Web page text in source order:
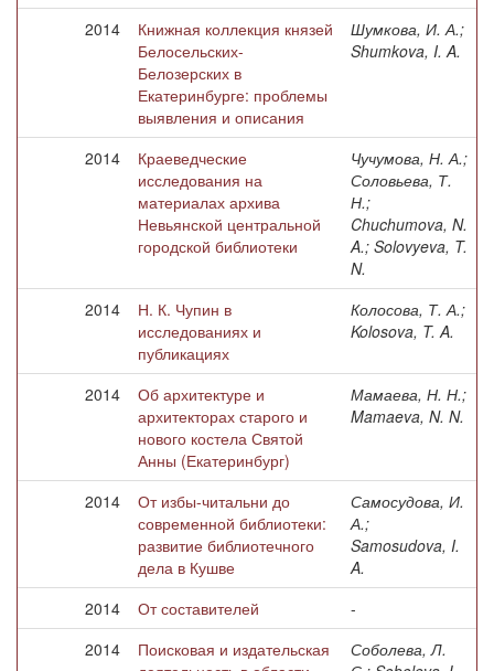
2014
Книжная коллекция князей
Белосельских-
Белозерских в
Екатеринбурге: проблемы
выявления и описания
Шумкова, И. А.;
Shumkova, I. A.
2014
Краеведческие
исследования на
материалах архива
Невьянской центральной
городской библиотеки
Чучумова, Н. А.;
Соловьева, Т.
Н.;
Chuchumova, N.
A.; Solovyeva, T.
N.
2014
Н. К. Чупин в
исследованиях и
публикациях
Колосова, Т. А.;
Kolosova, T. A.
2014
Об архитектуре и
архитекторах старого и
нового костела Святой
Анны (Екатеринбург)
Мамаева, Н. Н.;
Mamaeva, N. N.
2014
От избы-читальни до
современной библиотеки:
развитие библиотечного
дела в Кушве
Самосудова, И.
А.;
Samosudova, I.
A.
2014
От составителей
-
2014
Поисковая и издательская
Соболева, Л.